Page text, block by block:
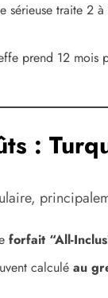
sérieuse traite 2
prend 12 mois
:
forfait “All-
calculé au